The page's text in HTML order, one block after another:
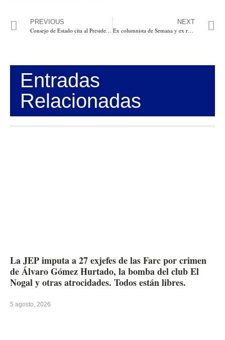
PREVIOUS
Consejo de Estado cita al Presidente del Senado, Ernesto Macías y al Vicepresidente Eduardo Pulgar, a audiencia de pérdida de investidura
NEXT
Ex columnista de Semana y ex rector de Uniautónoma Ramsés Vargas, enviado a la cárcel con 6 de sus acompañantes
Entradas
Relacionadas
La JEP imputa a 27 exjefes de las Farc por crimen
de Álvaro Gómez Hurtado, la bomba del club El
Nogal y otras atrocidades. Todos están libres.
5 agosto, 2026